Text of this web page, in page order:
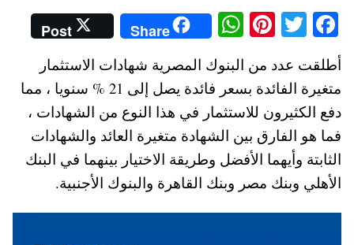
Fa
bo
ok
T
tte
r
Pi
nt
er
es
t
W
ha
ts
A
pp
Share
Post
أطلقت عدد من البنوك المصرية شهادات الاستثمار
متغيرة الفائدة بسعر فائدة يصل إلى 21 % سنويا ، مما
دفع الكثيرون للاستثمار في هذا النوع من الشهادات ،
فما هو الفارق بين الشهادة متغيرة العائد والشهادات
الثابتة وأيهما الأفضل وطريقة الاختيار بينهما في البنك
الأهلي وبنك مصر وبنك القاهرة والبنوك الأجنبية.